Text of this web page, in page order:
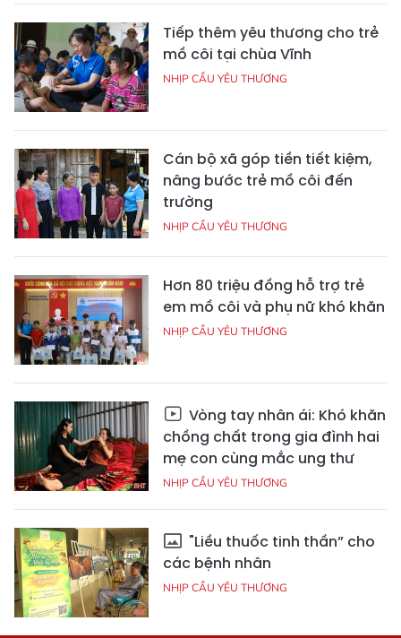
Tiếp thêm yêu thương cho trẻ
mồ côi tại chùa Vĩnh
NHỊP CẦU YÊU THƯƠNG
Cán bộ xã góp tiền tiết kiệm,
nâng bước trẻ mồ côi đến
trường
NHỊP CẦU YÊU THƯƠNG
Hơn 80 triệu đồng hỗ trợ trẻ
em mồ côi và phụ nữ khó khăn
NHỊP CẦU YÊU THƯƠNG
Vòng tay nhân ái: Khó khăn
chồng chất trong gia đình hai
mẹ con cùng mắc ung thư
NHỊP CẦU YÊU THƯƠNG
"Liều thuốc tinh thần” cho
các bệnh nhân
NHỊP CẦU YÊU THƯƠNG